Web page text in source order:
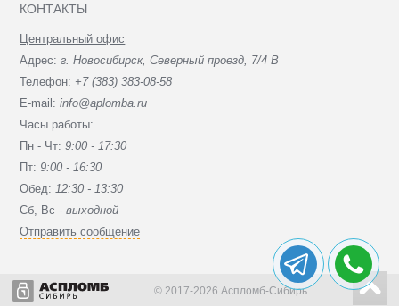
КОНТАКТЫ
Центральный офис
Адрес:г. Новосибирск, Северный проезд, 7/4 В
Телефон: +7 (383) 383-08-58
E-mail:info@aplomba.ru
Часы работы:
Пн - Чт:9:00 - 17:30
Пт:9:00 - 16:30
Обед: 12:30 - 13:30
Сб, Вc -выходной
Отправить сообщение
© 2017-2026 Аспломб-Сибирь